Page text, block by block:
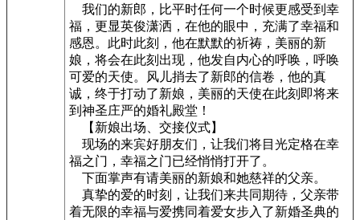
我们的新郎，比平时任何一个时候更感受到幸
福，更显英俊潇洒，在他的眼中，充满了幸福和
感恩。此时此刻，他在默默的祈祷，美丽的新
娘，将会在此刻出现，他发自内心的呼唤，呼唤
可爱的天使。风儿捎去了新郎的信卷，他的真
诚，终于打动了新娘，美丽的天使在此刻即将来
到神圣庄严的婚礼殿堂！
【新娘出场、交接仪式】
现场的来宾好朋友们，让我们将目光定格在幸
福之门，幸福之门已经悄悄打开了。
下面掌声有请美丽的新娘和她慈祥的父亲。
真挚的爱的时刻，让我们来共同期待，父亲带
着无限的幸福与爱携同着爱女步入了新婚圣典的